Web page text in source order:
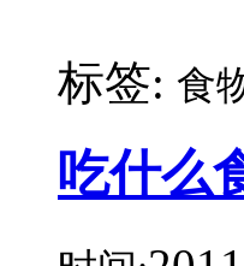
标签: 食
吃什么